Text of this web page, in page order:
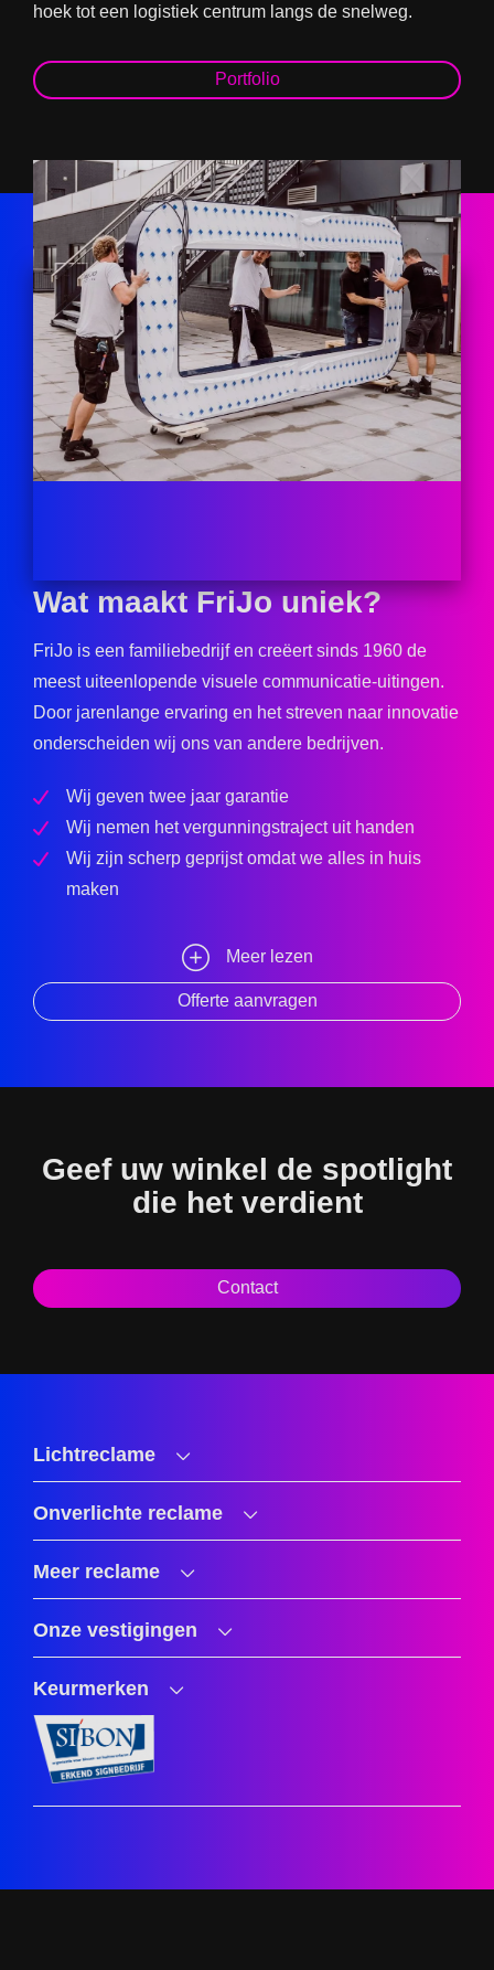
hoek tot een logistiek centrum langs de snelweg.
Portfolio
Wat maakt FriJo uniek?
FriJo is een familiebedrijf en creëert sinds 1960 de
meest uiteenlopende visuele communicatie-uitingen.
Door jarenlange ervaring en het streven naar innovatie
onderscheiden wij ons van andere bedrijven.
Wij geven twee jaar garantie
Wij nemen het vergunningstraject uit handen
Wij zijn scherp geprijst omdat we alles in huis
maken
Meer lezen
Offerte aanvragen
Geef uw winkel de spotlight
die het verdient
Contact
Lichtreclame
Onverlichte reclame
Meer reclame
Onze vestigingen
Keurmerken